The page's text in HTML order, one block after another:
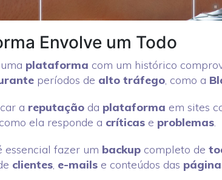
Envolve um Todo
plataforma com um histórico
períodos de alto tráfego, como a
a reputação da plataforma em sites
como ela responde a críticas e problemas.
essencial fazer um backup completo de
clientes, e-mails e conteúdos das